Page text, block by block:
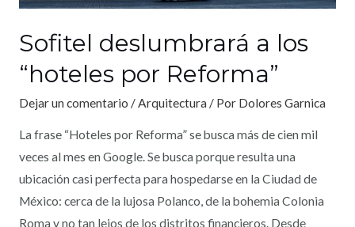
Sofitel deslumbrará a los
“hoteles por Reforma”
Dejar un comentario /Arquitectura / Por Dolores Garnica
La frase “Hoteles por Reforma” se busca más de cien mil
veces al mes en Google. Se busca porque resulta una
ubicación casi perfecta para hospedarse en la Ciudad de
México: cerca de la lujosa Polanco, de la bohemia Colonia
Roma y no tan lejos de los distritos financieros. Desde